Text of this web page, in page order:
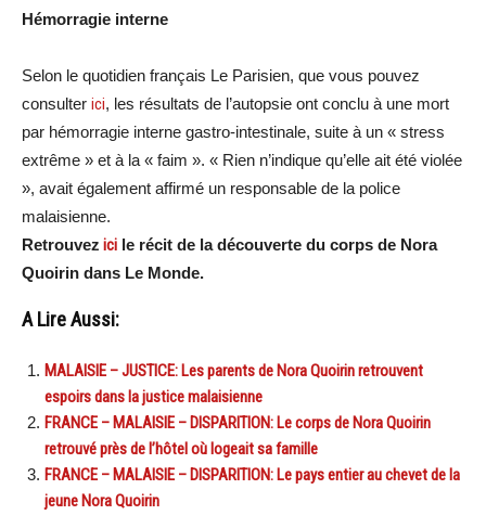
Hémorragie interne
Selon le quotidien français Le Parisien, que vous pouvez
consulter ici, les résultats de l’autopsie ont conclu à une mort
par hémorragie interne gastro-intestinale, suite à un « stress
extrême » et à la « faim ». « Rien n’indique qu’elle ait été violée
», avait également affirmé un responsable de la police
malaisienne.
Retrouvez ici le récit de la découverte du corps de Nora
Quoirin dans Le Monde.
A Lire Aussi:
MALAISIE – JUSTICE: Les parents de Nora Quoirin retrouvent
espoirs dans la justice malaisienne
FRANCE – MALAISIE – DISPARITION: Le corps de Nora Quoirin
retrouvé près de l’hôtel où logeait sa famille
FRANCE – MALAISIE – DISPARITION: Le pays entier au chevet de la
jeune Nora Quoirin